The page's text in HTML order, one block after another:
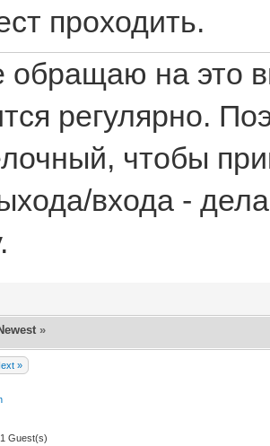
проходить.
на это
регулярно.
чтобы
входа -
»
»
Guest(s)